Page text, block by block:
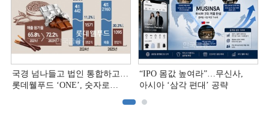
국경 넘나들고 법인 통합하고…
롯데웰푸드 ‘ONE’, 숫자로
“IPO 몸값 높여라”…무신사,
아시아 ‘삼각 편대’ 공략